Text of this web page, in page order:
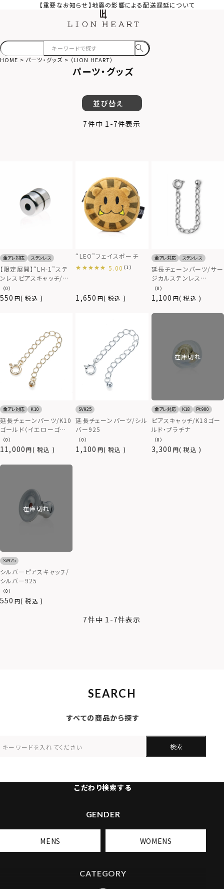
【重要なお知らせ】地震の影響による配送遅延について
HOME パーツ・グッズ （LION HEART）
パーツ・グッズ
並び替え
7件中 1 -7件表示
金アレ対応 ステンレス
【限定展開】“LH-1”ステ
ンレスピアスキャッチ/サ
ージカルステンレス（金
属アレルギー対応）
550 税込
（0）
“LEO”フェイスポーチ
1,650 税込
5.00 （1）
金アレ対応 ステンレス
延長チェーンパーツ/サー
ジカルステンレス
316L（金属アレルギー対
応）
1,100 税込
（0）
金アレ対応 K10
延長チェーンパーツ/K10
ゴールド（イエローゴー
ルド・ホワイトゴールド）
11,000 税込
（0）
SV925
延長チェーンパーツ/シル
バー925
1,100 税込
（0）
在庫切れ
金アレ対応 K18 Pt900
ピアスキャッチ/K18ゴー
ルド・プラチナ
3,300 税込
（0）
在庫切れ
SV925
シルバーピアスキャッチ/
シルバー925
550 税込
（0）
7件中 1 -7件表示
SEARCH
すべての商品から探す
検索
こだわり検索する
GENDER
MENS WOMENS
CATEGORY